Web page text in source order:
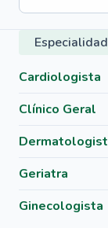
Cardiologista
Clínico Geral
Geriatra
Ginecologista